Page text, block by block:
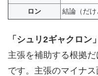
ロン
結論（だけ
「シュリ2ギャクロン」
主張を補助する根拠
です。主張のマイナ